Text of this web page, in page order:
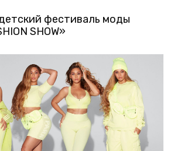
фестиваль моды
SHOW»